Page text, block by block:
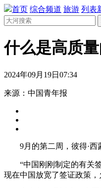
首页 综合频道 旅游 列表
什么是高质
2024年09月19日07:34
来源：中国青年报
9月的第二周，彼得·西
“中国刚刚制定的有关签
现在中国放宽了签证政策